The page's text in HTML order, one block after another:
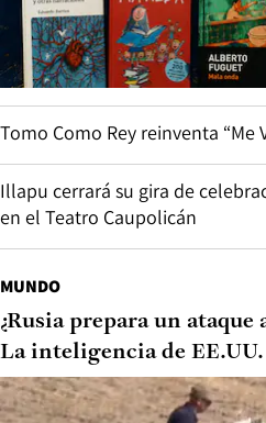
Tomo Como Rey reinventa “Me
Illapu cerrará su gira de
en el Teatro Caupolicán
MUNDO
¿Rusia prepara un ataque
La inteligencia de